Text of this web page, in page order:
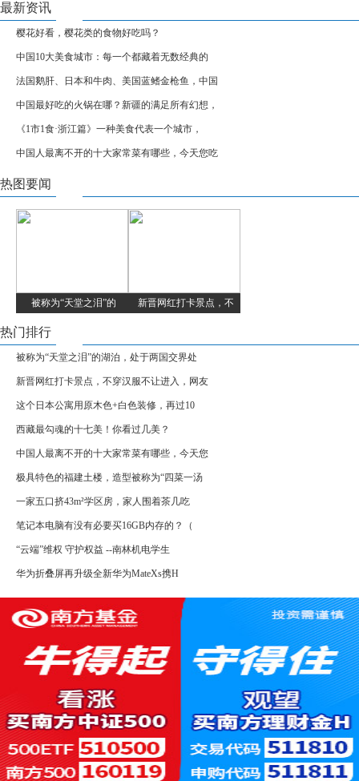
最新资讯
樱花好看，樱花类的食物好吃吗？
中国10大美食城市：每一个都藏着无数经典的
法国鹅肝、日本和牛肉、美国蓝鳍金枪鱼，中国
中国最好吃的火锅在哪？新疆的满足所有幻想，
《1市1食·浙江篇》一种美食代表一个城市，
中国人最离不开的十大家常菜有哪些，今天您吃
热图要闻
被称为“天堂之泪”的 新晋网红打卡景点，不
热门排行
被称为“天堂之泪”的湖泊，处于两国交界处
新晋网红打卡景点，不穿汉服不让进入，网友
这个日本公寓用原木色+白色装修，再过10
西藏最勾魂的十七美！你看过几美？
中国人最离不开的十大家常菜有哪些，今天您
极具特色的福建土楼，造型被称为“四菜一汤
一家五口挤43m²学区房，家人围着茶几吃
笔记本电脑有没有必要买16GB内存的？（
“云端”维权 守护权益 --南林机电学生
华为折叠屏再升级全新华为MateXs携H